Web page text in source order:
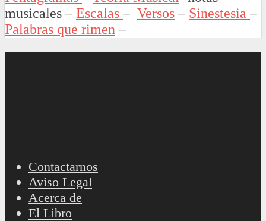
musicales –Escalas– Versos– Sinestesia–
Palabras que rimen –
Contactarnos
Aviso Legal
Acerca de
El Libro